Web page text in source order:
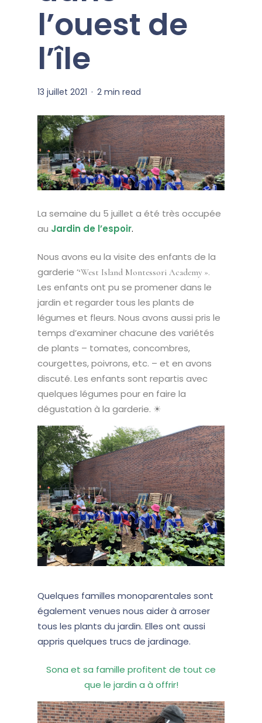
l’ouest de
l’île
13 juillet 2021 2 min read
La semaine du 5 juillet a été très occupée
au Jardin de l’espoir.
Nous avons eu la visite des enfants de la
garderie ‘‘West Island Montessori Academy ».
Les enfants ont pu se promener dans le
jardin et regarder tous les plants de
légumes et fleurs. Nous avons aussi pris le
temps d’examiner chacune des variétés
de plants – tomates, concombres,
courgettes, poivrons, etc. – et en avons
discuté. Les enfants sont repartis avec
quelques légumes pour en faire la
dégustation à la garderie. ☀
Quelques familles monoparentales sont
également venues nous aider à arroser
tous les plants du jardin. Elles ont aussi
appris quelques trucs de jardinage.
Sona et sa famille profitent de tout ce
que le jardin a à offrir!